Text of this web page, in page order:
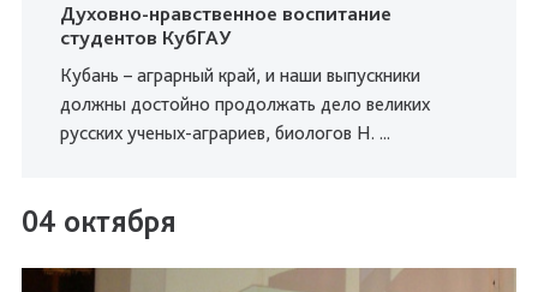
Духовно-нравственное воспитание
студентов КубГАУ
Кубань – аграрный край, и наши выпускники
должны достойно продолжать дело великих
русских ученых-аграриев, биологов Н. ...
04 октября